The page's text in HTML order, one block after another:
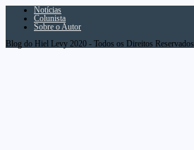
Notícias
Colunista
Sobre o Autor
Blog do Hiel Levy 2020 - Todos os Direitos Reservados